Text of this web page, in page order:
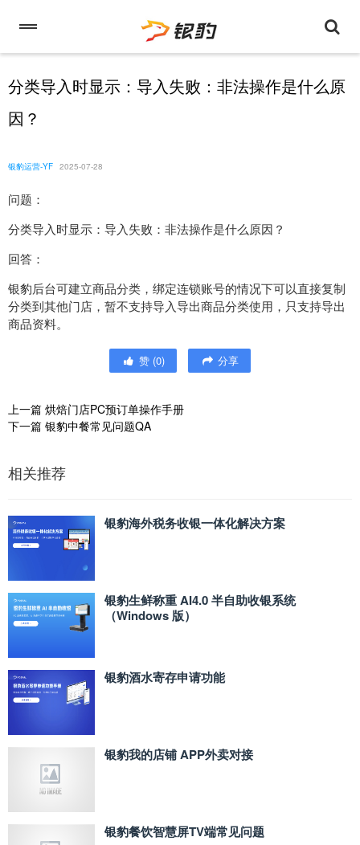
分类导入时显示：导入失败：非法操作是什么原
因？
银豹运营-YF 2025-07-28
问题：
分类导入时显示：导入失败：非法操作是什么原因？
回答：
银豹后台可建立商品分类，绑定连锁账号的情况下可以直接复制
分类到其他门店，暂不支持导入导出商品分类使用，只支持导出
商品资料。
赞 (0) 分享
上一篇 烘焙门店PC预订单操作手册
下一篇 银豹中餐常见问题QA
相关推荐
银豹海外税务收银一体化解决方案
银豹生鲜称重 AI4.0 半自助收银系统
（Windows 版）
银豹酒水寄存申请功能
银豹我的店铺 APP外卖对接
银豹餐饮智慧屏TV端常见问题